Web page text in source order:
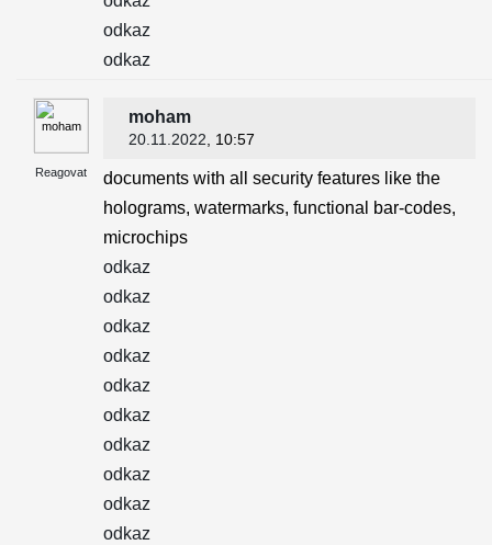
odkaz
odkaz
Reagovat
moham
20.11.2022 , 10:57
documents with all security features like the
holograms, watermarks, functional bar-codes,
microchips
odkaz
odkaz
odkaz
odkaz
odkaz
odkaz
odkaz
odkaz
odkaz
odkaz